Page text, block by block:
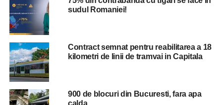
Deplasarea se va face exclusiv pe banda I de circulație,
pe sensul normal de mers.
Pentru pregătirea Paradei Militare Naționale din data de 1
Decembrie 2022, se va desfășura un antrenament
general în ziua de 27 noiembrie, între orele 5.00-17.00, în
Piața Arcul de Triumf, iar pe timpul intonării Imnul Național
sudul Romaniei!
Contract semnat pentru reabilitarea a 18
kilometri de linii de tramvai in Capitala
900 de blocuri din Bucuresti, fara apa
calda